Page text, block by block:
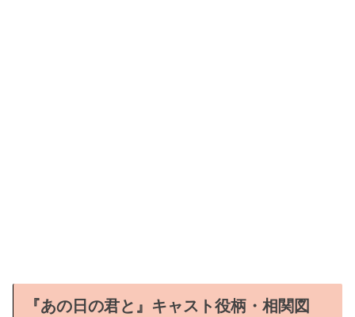
『あの日の君と』キャスト役柄・相関図